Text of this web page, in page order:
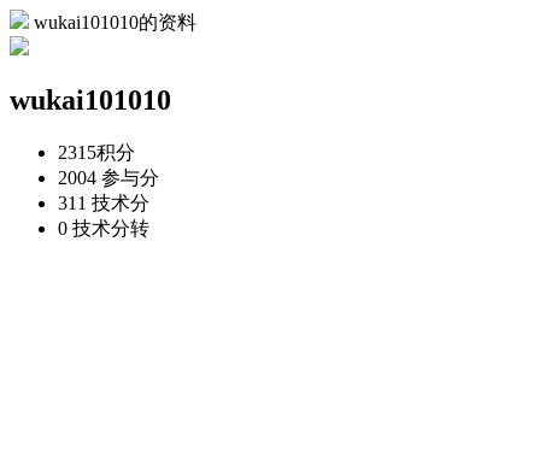
wukai101010的资料
wukai101010
2315积分
2004 参与分
311 技术分
0 技术分转